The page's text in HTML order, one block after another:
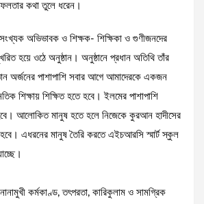
কথা তুলে ধরেন।
অভিভাবক ও শিক্ষক- শিক্ষিকা ও গুণীজনদের
হয়ে ওঠে অনুষ্ঠান। অনুষ্ঠানে প্রধান অতিথি তাঁর
অর্জনের পাশাপাশি সবার আগে আমাদেরকে একজন
শিক্ষায় শিক্ষিত হতে হবে। ইলমের পাশাপাশি
আলোকিত মানুষ হতে হলে নিজেকে কুরআন হাদীসের
এধরনের মানুষ তৈরি করতে এইচআরসি স্মার্ট স্কুল
নানামুখী কর্মকাণ্ড, তৎপরতা, কারিকুলাম ও সামগ্রিক